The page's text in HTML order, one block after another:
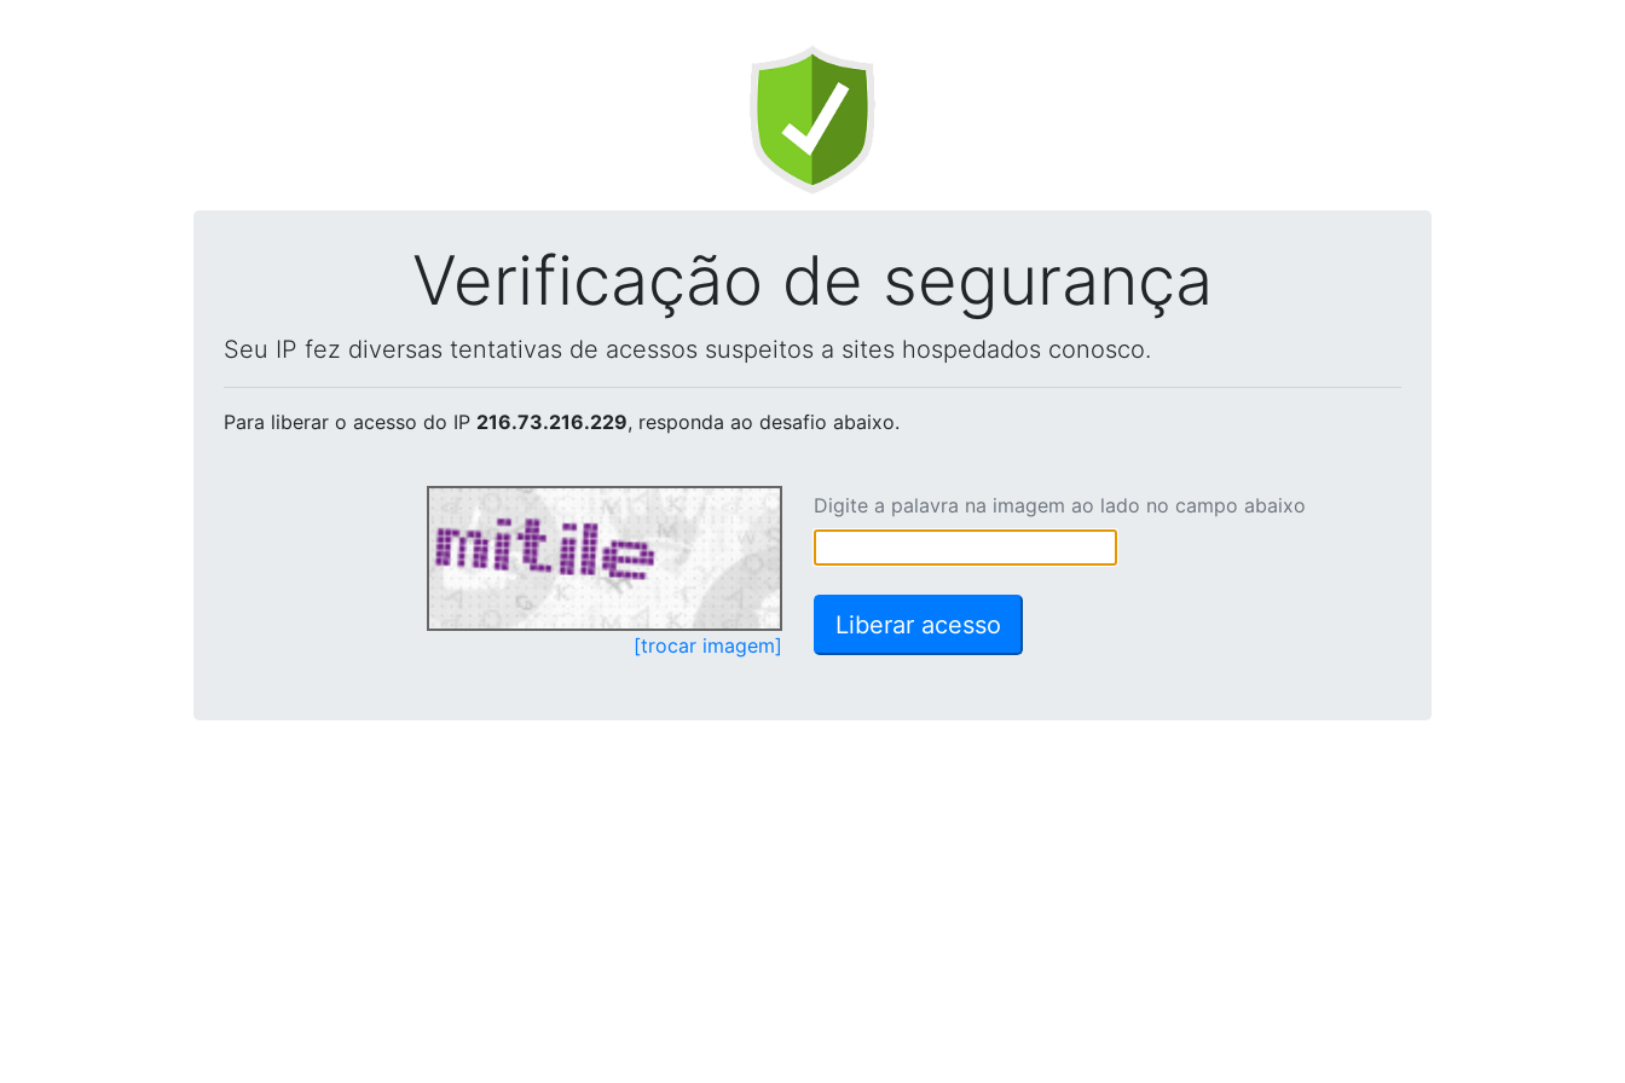
Verificação de segurança
Seu IP fez diversas tentativas de acessos suspeitos a sites hospedados conosco.
Para liberar o acesso do IP 216.73.216.229, responda ao desafio abaixo.
[trocar imagem]
Digite a palavra na imagem ao lado no campo abaixo